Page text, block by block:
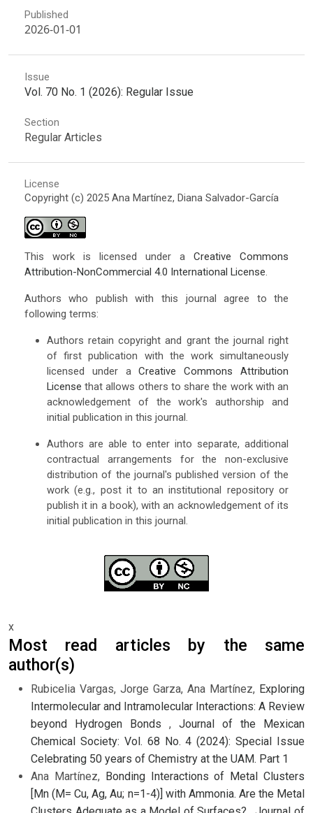
Published
2026-01-01
Issue
Vol. 70 No. 1 (2026): Regular Issue
Section
Regular Articles
License
Copyright (c) 2025 Ana Martínez, Diana Salvador-García
This work is licensed under aCreative Commons
Attribution-NonCommercial 4.0 International License.
Authors who publish with this journal agree to the
following terms:
Authors retain copyright and grant the journal right
of first publication with the work simultaneously
licensed under aCreative Commons Attribution
License that allows others to share the work with an
acknowledgement of the work's authorship and
initial publication in this journal.
Authors are able to enter into separate, additional
contractual arrangements for the non-exclusive
distribution of the journal's published version of the
work (e.g., post it to an institutional repository or
publish it in a book), with an acknowledgement of its
initial publication in this journal.
x
Most read articles by the same
author(s)
Rubicelia Vargas, Jorge Garza, Ana Martínez, Exploring
Intermolecular and Intramolecular Interactions: A Review
beyond Hydrogen Bonds , Journal of the Mexican
Chemical Society: Vol. 68 No. 4 (2024): Special Issue
Celebrating 50 years of Chemistry at the UAM. Part 1
Ana Martínez, Bonding Interactions of Metal Clusters
[Mn (M= Cu, Ag, Au; n=1-4)] with Ammonia. Are the Metal